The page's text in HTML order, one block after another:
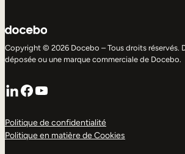
Copyright © 2026 Docebo – Tous droits réservés.
déposée ou une marque commerciale de Docebo.
LinkedIn
Facebook
YouTube
Politique de confidentialité
Politique en matière de Cookies